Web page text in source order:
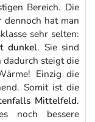
Bereich. Die
dennoch hat man
sehr selten:
dunkel. Sie sind
dadurch steigt die
Einzig die
Somit ist die
Mittelfeld.
noch bessere